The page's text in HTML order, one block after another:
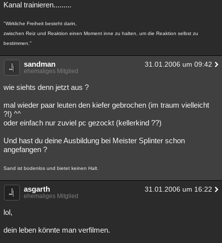
Kanal trainieren.........
"Wirkliche Freiheit besteht darin,
zwischen Reiz und Reaktion einen Moment inne zu halten, um die Reaktion selbst zu
bestimmen."
sandman 31.01.2006 um 09:42
ehemaliges Mitglied
wie siehts denn jetzt aus ?
mal wieder paar leuten den kiefer gebrochen (im traum vielleicht
?!) ^^
oder einfach nur zuviel pc gezockt (kellerkind ??)
Und hast du deine Ausbildung bei Meister Splinter schon
angefangen ?
Sand ist bodenlos und bietet keinen Halt.
asgarth 31.01.2006 um 16:22
ehemaliges Mitglied
lol,
dein leben könnte man verfilmen.